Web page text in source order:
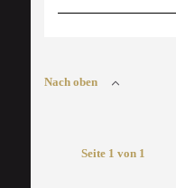
Nach oben
Seite 1 von 1